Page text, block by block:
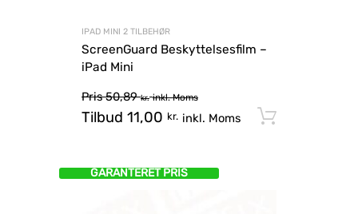
IPAD MINI 2 TILBEHØR
ScreenGuard Beskyttelsesfilm –
iPad Mini
Pris50,89kr. inkl. Moms
Tilbud 11,00 kr. inkl. Moms
GARANTERET PRIS